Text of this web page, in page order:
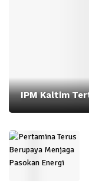
IPM Kaltim